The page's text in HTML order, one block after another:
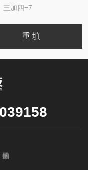
三加四=7